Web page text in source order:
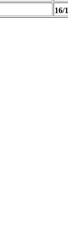
16/